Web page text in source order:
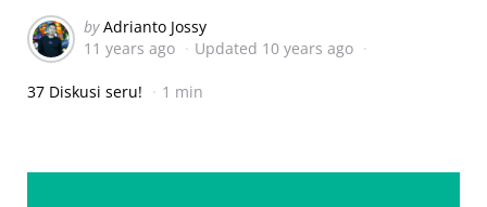
Posted
by
by Adrianto Jossy
11 years ago
Updated 10 years ago
37 Diskusi seru! 1 min